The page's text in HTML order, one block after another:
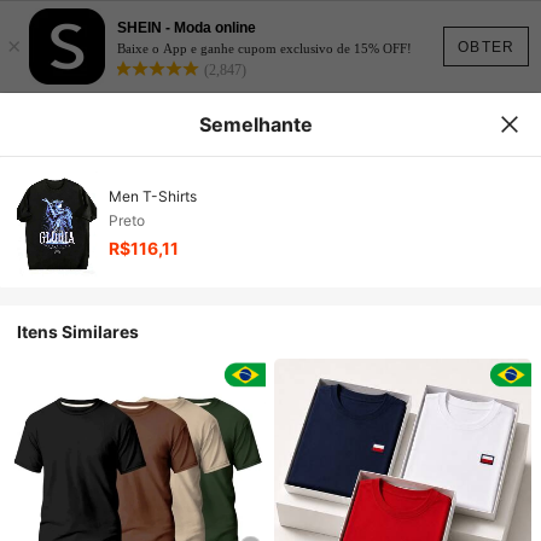
OBTER
×
SHEIN - Moda online
Baixe o App e ganhe cupom exclusivo de 15% OFF!
(2,847)
Semelhante
Men T-Shirts
Preto
R$116,11
Itens Similares